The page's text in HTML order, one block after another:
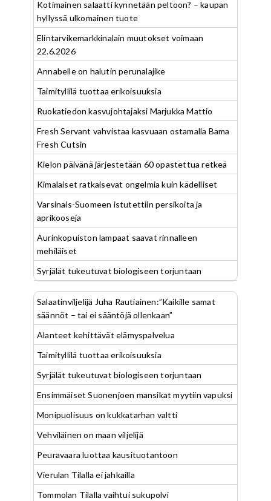
Kotimainen salaatti kynnetään peltoon? – kaupan
hyllyssä ulkomainen tuote
Elintarvikemarkkinalain muutokset voimaan
22.6.2026
Annabelle on halutin perunalajike
Taimityllilä tuottaa erikoisuuksia
Ruokatiedon kasvujohtajaksi Marjukka Mattio
Fresh Servant vahvistaa kasvuaan ostamalla Bama
Fresh Cutsin
Kielon päivänä järjestetään 60 opastettua retkeä
Kimalaiset ratkaisevat ongelmia kuin kädelliset
Varsinais-Suomeen istutettiin persikoita ja
aprikooseja
Aurinkopuiston lampaat saavat rinnalleen
mehiläiset
Syrjälät tukeutuvat biologiseen torjuntaan
Salaatinviljelijä Juha Rautiainen:”Kaikille samat
säännöt – tai ei sääntöjä ollenkaan”
Alanteet kehittävät elämyspalvelua
Taimityllilä tuottaa erikoisuuksia
Syrjälät tukeutuvat biologiseen torjuntaan
Ensimmäiset Suonenjoen mansikat myytiin vapuksi
Monipuolisuus on kukkatarhan valtti
Vehviläinen on maan viljelijä
Peuravaara luottaa kausituotantoon
Vierulan Tilalla ei jahkailla
Tommolan Tilalla vaihtui sukupolvi